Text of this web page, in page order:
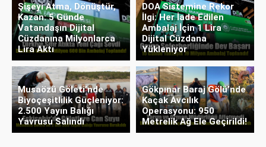
Şişeyi Atma, Dönüştür,
Kazan: 5 Günde
Vatandaşın Dijital
Cüzdanına Milyonlarca
Lira Aktı
DOA Sistemine Rekor
İlgi: Her İade Edilen
Ambalaj İçin 1 Lira
Dijital Cüzdana
Yükleniyor
Musaözü Göleti’nde
Biyoçeşitlilik Güçleniyor:
2.500 Yayın Balığı
Yavrusu Salındı
Gökpınar Baraj Gölü’nde
Kaçak Avcılık
Operasyonu: 950
Metrelik Ağ Ele Geçirildi!